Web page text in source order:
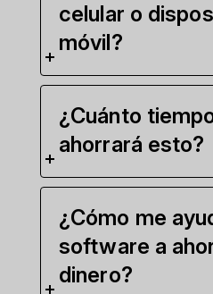
celular o
móvil?
¿Cuánto
ahorrará esto?
¿Cómo me
software a
dinero?